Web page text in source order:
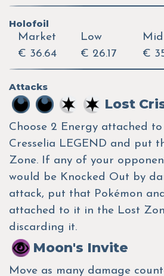
Holofoil
Market
€ 36.64
Low
€ 26.17
Mid
€
Attacks
Lost
Choose 2 Energy attached
Cresselia LEGEND and put
Zone. If any of your
would be Knocked Out by
attack, put that Pokémon
attached to it in the Lost
discarding it.
Moon's Invite
Move as many damage